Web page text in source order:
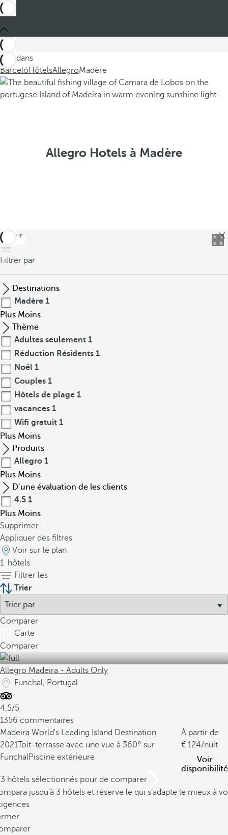
Ces dans
BarcelóHôtelsAllegroMadère
Allegro Hotels à Madère
retour
Filtrer par
Destinations
Madère 1
Plus Moins
Thème
Adultes seulement 1
Réduction Résidents 1
Noël 1
Couples 1
Hôtels de plage 1
vacances 1
Wifi gratuit 1
Plus Moins
Produits
Allegro 1
Plus Moins
D’une évaluation de les clients
4.5 1
Plus Moins
Supprimer
Appliquer des filtres
Voir sur le plan
1 hôtels
Filtrer les
Trier
Comparer
Carte
Comparer
Allegro Madeira - Adults Only
Funchal, Portugal
4.5/5
1356 commentaires
Madeira World's Leading Island Destination
2021Toit-terrasse avec une vue à 360º sur
FunchalPiscine extérieure
À partir de
124/nuit
Voir
disponibilité
hôtels sélectionnés pour de comparer
jusqu’à 3 hôtels et réserve le qui s’adapte le mieux à